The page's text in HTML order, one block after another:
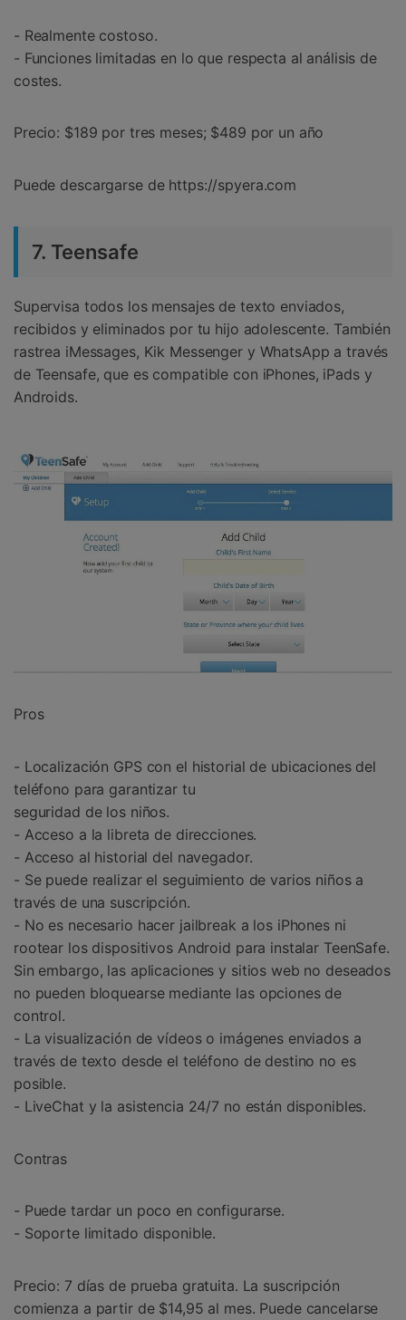
- Realmente costoso.
- Funciones limitadas en lo que respecta al análisis de
costes.
Precio: $189 por tres meses; $489 por un año
Puede descargarse de https://spyera.com
7. Teensafe
Supervisa todos los mensajes de texto enviados,
recibidos y eliminados por tu hijo adolescente. También
rastrea iMessages, Kik Messenger y WhatsApp a través
de Teensafe, que es compatible con iPhones, iPads y
Androids.
Pros
- Localización GPS con el historial de ubicaciones del
teléfono para garantizar tu
seguridad de los niños.
- Acceso a la libreta de direcciones.
- Acceso al historial del navegador.
- Se puede realizar el seguimiento de varios niños a
través de una suscripción.
- No es necesario hacer jailbreak a los iPhones ni
rootear los dispositivos Android para instalar TeenSafe.
Sin embargo, las aplicaciones y sitios web no deseados
no pueden bloquearse mediante las opciones de
control.
- La visualización de vídeos o imágenes enviados a
través de texto desde el teléfono de destino no es
posible.
- LiveChat y la asistencia 24/7 no están disponibles.
Contras
- Puede tardar un poco en configurarse.
- Soporte limitado disponible.
Precio: 7 días de prueba gratuita. La suscripción
comienza a partir de $14,95 al mes. Puede cancelarse